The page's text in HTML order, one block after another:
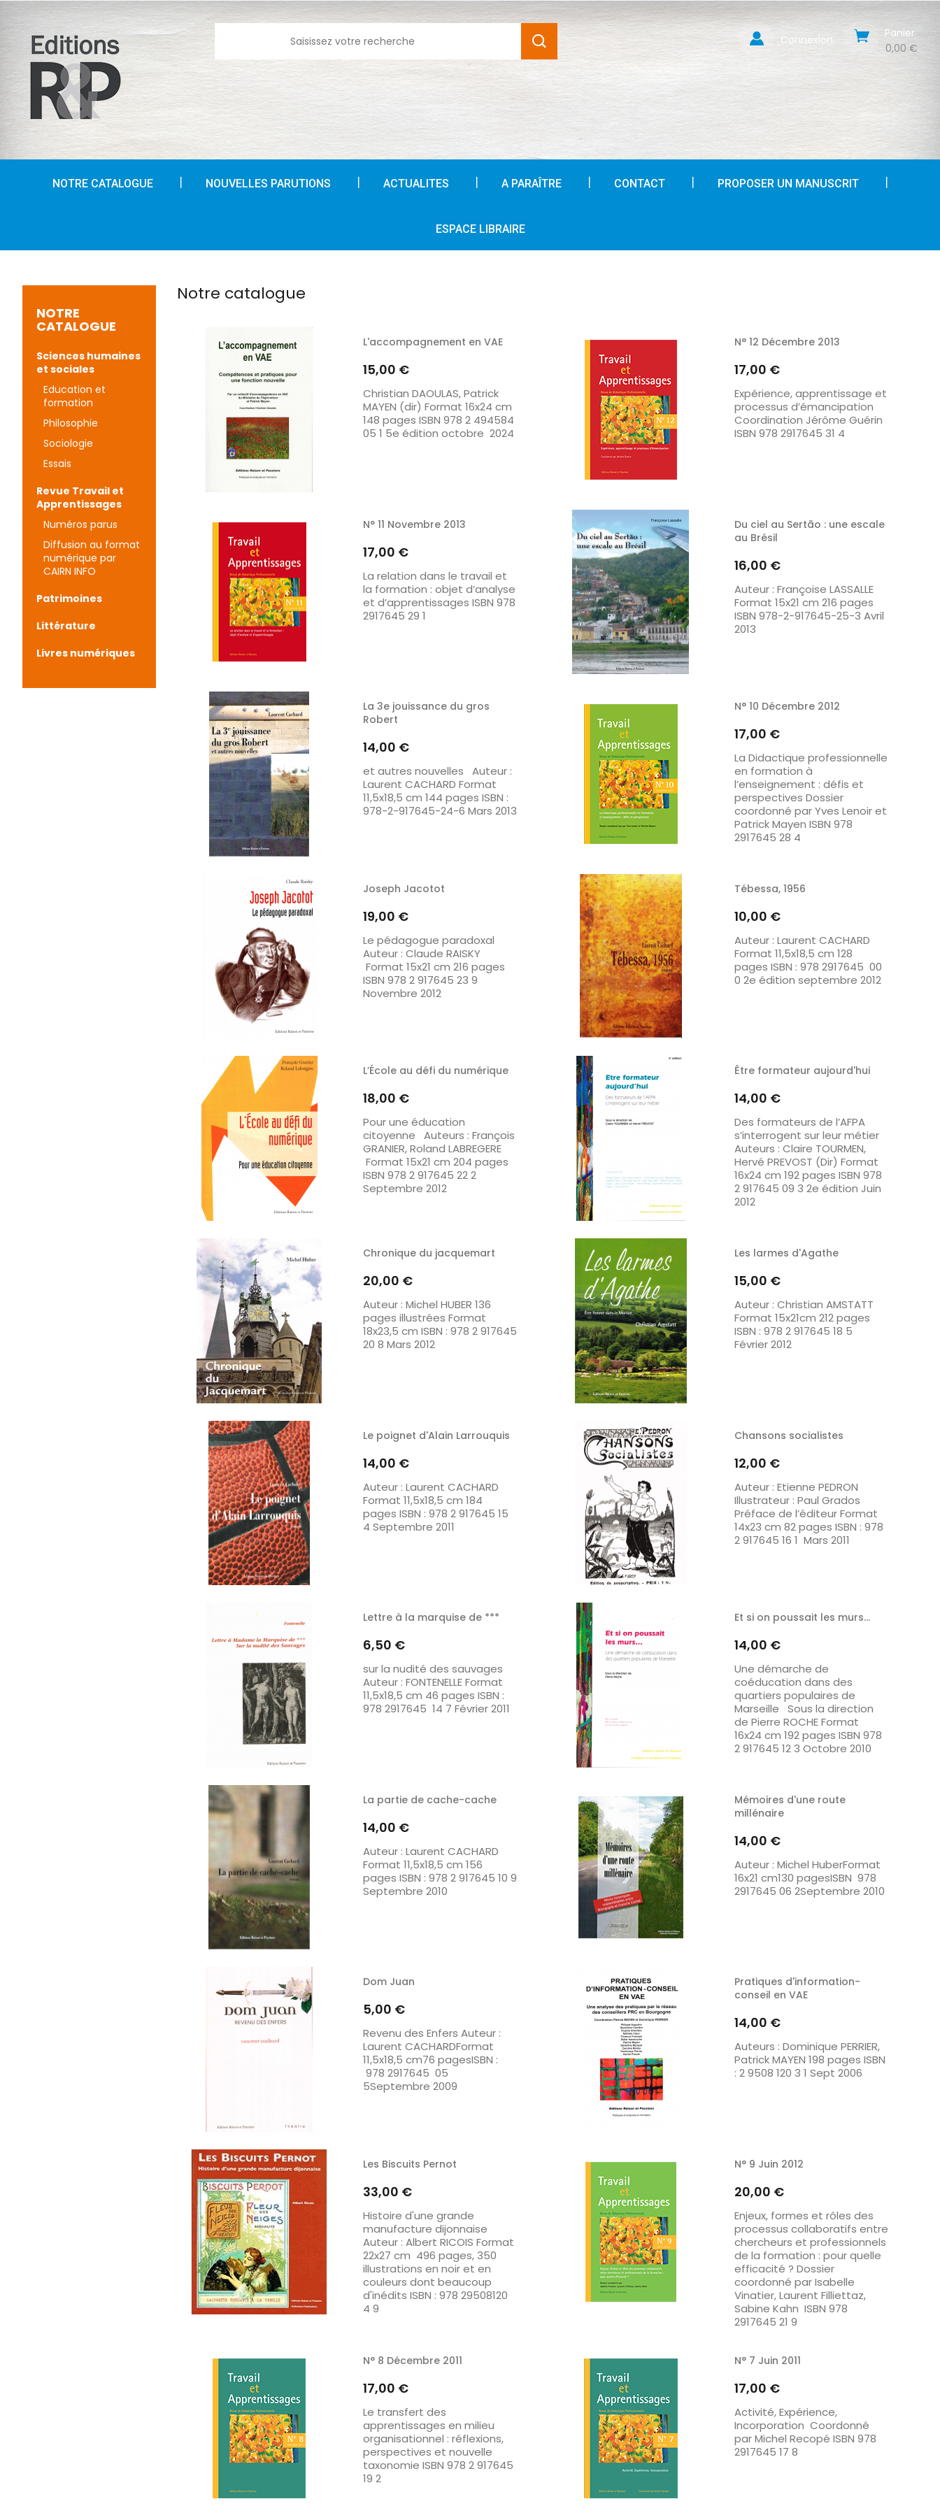
Panier
0,00 €
Connexion
NOTRE CATALOGUE NOUVELLES PARUTIONS ACTUALITES A PARAÎTRE CONTACT PROPOSER UN MANUSCRIT
ESPACE LIBRAIRE
NOTRE
CATALOGUE
Sciences humaines
et sociales
Education et
formation
Philosophie
Sociologie
Essais
Revue Travail et
Apprentissages
Numéros parus
Diffusion au format
numérique par
CAIRN INFO
Patrimoines
Littérature
Livres numériques
Notre catalogue
L'accompagnement en VAE
Prix
15,00 €
Christian DAOULAS, Patrick
MAYEN (dir) Format 16x24 cm
148 pages ISBN 978 2 494584
05 1 5e édition octobre 2024
N° 12 Décembre 2013
Prix
17,00 €
Expérience, apprentissage et
processus d’émancipation
Coordination Jérôme Guérin
ISBN 978 2917645 31 4
N° 11 Novembre 2013
Prix
17,00 €
La relation dans le travail et
la formation : objet d’analyse
et d’apprentissages ISBN 978
2917645 29 1
Du ciel au Sertão : une escale
au Brésil
Prix
16,00 €
Auteur : Françoise LASSALLE
Format 15x21 cm 216 pages
ISBN 978-2-917645-25-3 Avril
2013
La 3e jouissance du gros
Robert
Prix
14,00 €
et autres nouvelles Auteur :
Laurent CACHARD Format
11,5x18,5 cm 144 pages ISBN :
978-2-917645-24-6 Mars 2013
N° 10 Décembre 2012
Prix
17,00 €
La Didactique professionnelle
en formation à
l’enseignement : défis et
perspectives Dossier
coordonné par Yves Lenoir et
Patrick Mayen ISBN 978
2917645 28 4
Joseph Jacotot
Prix
19,00 €
Le pédagogue paradoxal
Auteur : Claude RAISKY
Format 15x21 cm 216 pages
ISBN 978 2 917645 23 9
Novembre 2012
Tébessa, 1956
Prix
10,00 €
Auteur : Laurent CACHARD
Format 11,5x18,5 cm 128
pages ISBN : 978 2917645 00
0 2e édition septembre 2012
L’École au défi du numérique
Prix
18,00 €
Pour une éducation
citoyenne Auteurs : François
GRANIER, Roland LABREGERE
Format 15x21 cm 204 pages
ISBN 978 2 917645 22 2
Septembre 2012
Être formateur aujourd'hui
Prix
14,00 €
Des formateurs de l’AFPA
s’interrogent sur leur métier
Auteurs : Claire TOURMEN,
Hervé PREVOST (Dir) Format
16x24 cm 192 pages ISBN 978
2 917645 09 3 2e édition Juin
2012
Chronique du jacquemart
Prix
20,00 €
Auteur : Michel HUBER 136
pages illustrées Format
18x23,5 cm ISBN : 978 2 917645
20 8 Mars 2012
Les larmes d'Agathe
Prix
15,00 €
Auteur : Christian AMSTATT
Format 15x21cm 212 pages
ISBN : 978 2 917645 18 5
Février 2012
Le poignet d'Alain Larrouquis
Prix
14,00 €
Auteur : Laurent CACHARD
Format 11,5x18,5 cm 184
pages ISBN : 978 2 917645 15
4 Septembre 2011
Chansons socialistes
Prix
12,00 €
Auteur : Etienne PEDRON
Illustrateur : Paul Grados
Préface de l’éditeur Format
14x23 cm 82 pages ISBN : 978
2 917645 16 1 Mars 2011
Lettre à la marquise de ***
Prix
6,50 €
sur la nudité des sauvages
Auteur : FONTENELLE Format
11,5x18,5 cm 46 pages ISBN :
978 2917645 14 7 Février 2011
Et si on poussait les murs…
Prix
14,00 €
Une démarche de
coéducation dans des
quartiers populaires de
Marseille Sous la direction
de Pierre ROCHE Format
16x24 cm 192 pages ISBN 978
2 917645 12 3 Octobre 2010
La partie de cache-cache
Prix
14,00 €
Auteur : Laurent CACHARD
Format 11,5x18,5 cm 156
pages ISBN : 978 2 917645 10 9
Septembre 2010
Mémoires d'une route
millénaire
Prix
14,00 €
Auteur : Michel HuberFormat
16x21 cm130 pagesISBN 978
2917645 06 2Septembre 2010
Dom Juan
Prix
5,00 €
Revenu des Enfers Auteur :
Laurent CACHARDFormat
11,5x18,5 cm76 pagesISBN :
978 2917645 05
5Septembre 2009
Pratiques d'information-
conseil en VAE
Prix
14,00 €
Auteurs : Dominique PERRIER,
Patrick MAYEN 198 pages ISBN
: 2 9508 120 3 1 Sept 2006
Les Biscuits Pernot
Prix
33,00 €
Histoire d'une grande
manufacture dijonnaise
Auteur : Albert RICOIS Format
22x27 cm 496 pages, 350
illustrations en noir et en
couleurs dont beaucoup
d'inédits ISBN : 978 29508120
4 9
N° 9 Juin 2012
Prix
20,00 €
Enjeux, formes et rôles des
processus collaboratifs entre
chercheurs et professionnels
de la formation : pour quelle
efficacité ? Dossier
coordonné par Isabelle
Vinatier, Laurent Filliettaz,
Sabine Kahn ISBN 978
2917645 21 9
N° 8 Décembre 2011
Prix
17,00 €
Le transfert des
apprentissages en milieu
organisationnel : réflexions,
perspectives et nouvelle
taxonomie ISBN 978 2 917645
19 2
N° 7 Juin 2011
Prix
17,00 €
Activité, Expérience,
Incorporation Coordonné
par Michel Recopé ISBN 978
2917645 17 8